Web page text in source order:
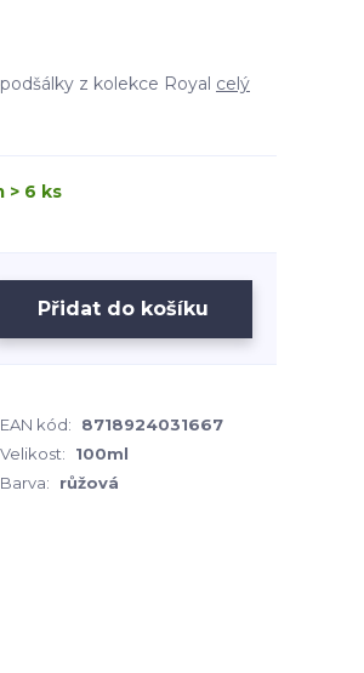
z kolekce Royal celý
> 6 ks
Přidat do košíku
EAN kód:
8718924031667
Velikost:
100ml
Barva:
růžová